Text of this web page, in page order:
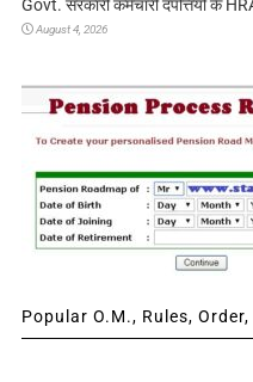
Govt. सरकारी कर्मचारी दंपत्तियों के
August 4, 2026
Popular O.M., Rules,